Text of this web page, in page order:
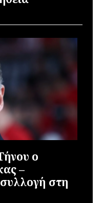
ο
–
στη